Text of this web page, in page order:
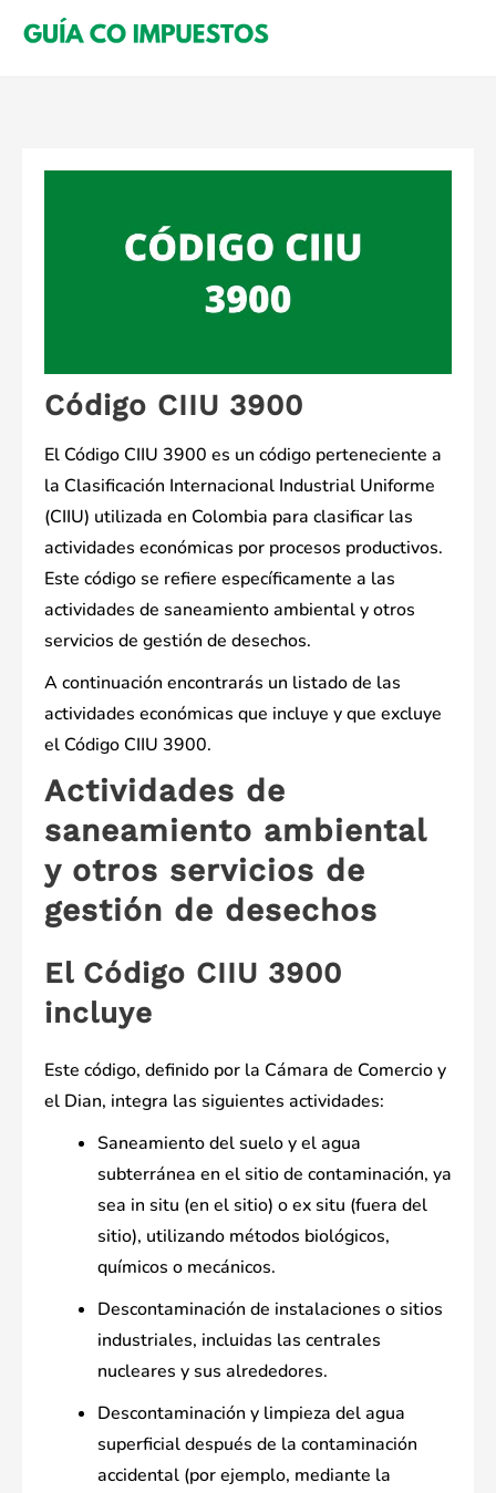
Código CIIU 3900
El Código CIIU 3900 es un código perteneciente a
la Clasificación Internacional Industrial Uniforme
(CIIU) utilizada en Colombia para clasificar las
actividades económicas por procesos productivos.
Este código se refiere específicamente a las
actividades de saneamiento ambiental y otros
servicios de gestión de desechos.
A continuación encontrarás un listado de las
actividades económicas que incluye y que excluye
el Código CIIU 3900.
Actividades de
saneamiento ambiental
y otros servicios de
gestión de desechos
El Código CIIU 3900
incluye
Este código, definido por la Cámara de Comercio y
el Dian, integra las siguientes actividades:
Saneamiento del suelo y el agua
subterránea en el sitio de contaminación, ya
sea in situ (en el sitio) o ex situ (fuera del
sitio), utilizando métodos biológicos,
químicos o mecánicos.
Descontaminación de instalaciones o sitios
industriales, incluidas las centrales
nucleares y sus alrededores.
Descontaminación y limpieza del agua
superficial después de la contaminación
accidental (por ejemplo, mediante la